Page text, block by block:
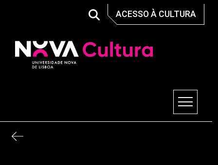
ACESSO À CULTURA